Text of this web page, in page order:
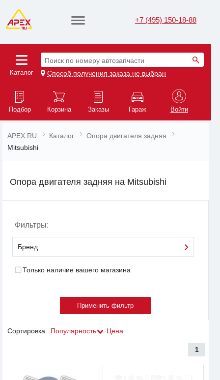
+7 (495) 150-18-88
Каталог
Поиск по номеру автозапчасти
Способ получения заказа не выбран
Подбор Корзина Заказы Гараж Войти
APEX.RU Каталог
Опора двигателя задняя
Mitsubishi
Опора двигателя задняя на Mitsubishi
Фильтры:
Бренд
Только наличие вашего магазина
Сортировка: Популярность Цена
1